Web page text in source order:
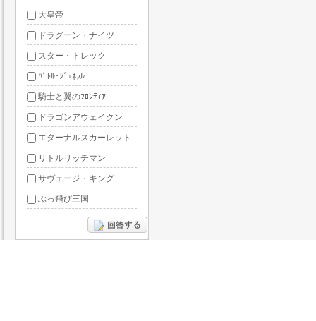
大皇帝
ドラグーン・ナイツ
スター・トレック
ﾊﾞﾄﾙ･ｼﾞｪﾈﾗﾙ
騎士と翼のﾌﾛﾝﾃｨｱ
ドラゴンアウェイクン
エターナルスカーレット
リトルリッチマン
サヴェージ・キング
ぶっ飛び三国
あやかしっくレコード